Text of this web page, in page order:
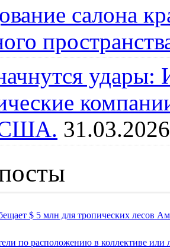
салона
США. 31.03.2026
$ 5 млн для тропических лесов
по расположению в коллективе